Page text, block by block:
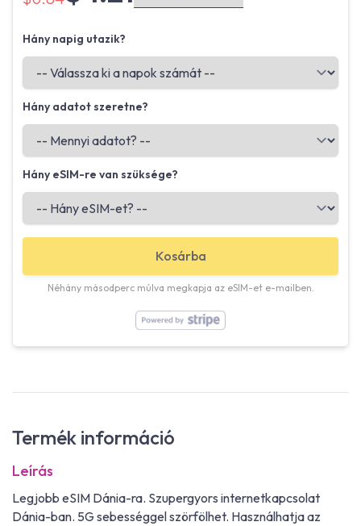
Hány napig utazik?
Hány adatot szeretne?
Hány eSIM-re van szüksége?
Kosárba
Néhány másodperc múlva megkapja az eSIM-et e-mailben.
Termék információ
Leírás
Legjobb eSIM Dánia-ra. Szupergyors internetkapcsolat
Dánia-ban. 5G sebességgel szörfölhet. Használhatja az